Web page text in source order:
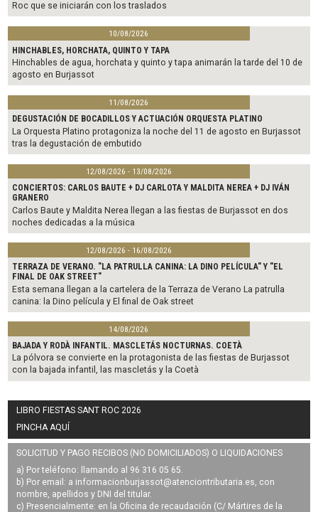
Roc que se iniciarán con los traslados
10/08/2026
HINCHABLES, HORCHATA, QUINTO Y TAPA
Hinchables de agua, horchata y quinto y tapa animarán la tarde del 10 de
agosto en Burjassot
11/08/2026
DEGUSTACIÓN DE BOCADILLOS Y ACTUACIÓN ORQUESTA PLATINO
La Orquesta Platino protagoniza la noche del 11 de agosto en Burjassot
tras la degustación de embutido
12/08/2026 - 13/08/2026
CONCIERTOS: CARLOS BAUTE + DJ CARLOTA Y MALDITA NEREA + DJ IVÁN
GRANERO
Carlos Baute y Maldita Nerea llegan a las fiestas de Burjassot en dos
noches dedicadas a la música
12/08/2026 - 16/08/2026
TERRAZA DE VERANO. "LA PATRULLA CANINA: LA DINO PELÍCULA" Y "EL
FINAL DE OAK STREET"
Esta semana llegan a la cartelera de la Terraza de Verano La patrulla
canina: la Dino película y El final de Oak street
14/08/2026
BAJADA Y RODÀ INFANTIL. MASCLETÁS NOCTURNAS. COETÀ
La pólvora se convierte en la protagonista de las fiestas de Burjassot
con la bajada infantil, las mascletás y la Coetà
LIBRO FIESTAS SANT ROC 2026
PINCHA AQUÍ
SOLICITUD Y PAGO RECIBOS (NO DOMICILIADOS) O LIQUIDACIONES
a) Por teléfono: llamando al 96 316 05 65.
b) Por email: a informacionburjassot@atenciontributaria.es, con
nombre, apellidos y DNI del titular.
c) Presencialmente: en la Oficina de recaudación (C/ Mártires de la